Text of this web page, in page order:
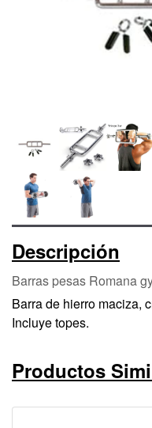
Descripción
Barras pesas Romana
Barra de hierro maciza,
Incluye topes.
Productos